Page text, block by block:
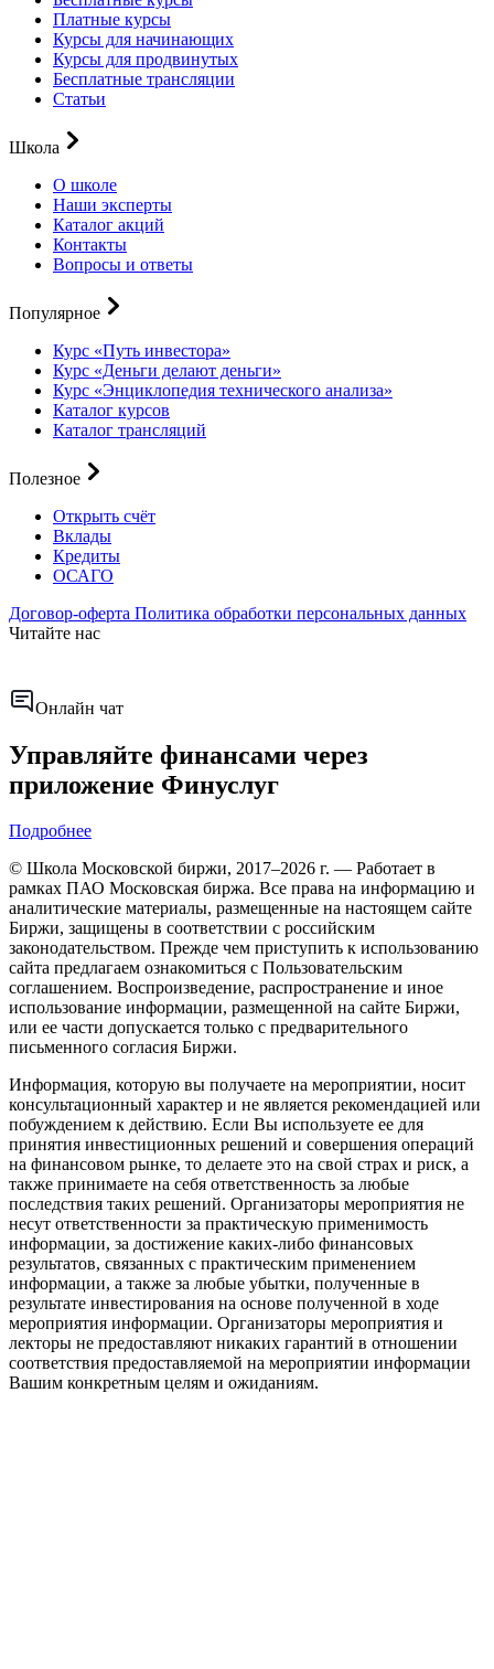
Платные курсы
Курсы для начинающих
Курсы для продвинутых
Бесплатные трансляции
Статьи
Школа
О школе
Наши эксперты
Каталог акций
Контакты
Вопросы и ответы
Популярное
Курс «Путь инвестора»
Курс «Деньги делают деньги»
Курс «Энциклопедия технического анализа»
Каталог курсов
Каталог трансляций
Полезное
Открыть счёт
Вклады
Кредиты
ОСАГО
Договор-оферта Политика обработки персональных данных
Читайте нас
Онлайн чат
Управляйте финансами через
приложение Финуслуг
Подробнее
© Школа Московской биржи, 2017–2026 г. — Работает в
рамках ПАО Московская биржа. Все права на информацию и
аналитические материалы, размещенные на настоящем сайте
Биржи, защищены в соответствии с российским
законодательством. Прежде чем приступить к использованию
сайта предлагаем ознакомиться с Пользовательским
соглашением. Воспроизведение, распространение и иное
использование информации, размещенной на сайте Биржи,
или ее части допускается только с предварительного
письменного согласия Биржи.
Информация, которую вы получаете на мероприятии, носит
консультационный характер и не является рекомендацией или
побуждением к действию. Если Вы используете ее для
принятия инвестиционных решений и совершения операций
на финансовом рынке, то делаете это на свой страх и риск, а
также принимаете на себя ответственность за любые
последствия таких решений. Организаторы мероприятия не
несут ответственности за практическую применимость
информации, за достижение каких-либо финансовых
результатов, связанных с практическим применением
информации, а также за любые убытки, полученные в
результате инвестирования на основе полученной в ходе
мероприятия информации. Организаторы мероприятия и
лекторы не предоставляют никаких гарантий в отношении
соответствия предоставляемой на мероприятии информации
Вашим конкретным целям и ожиданиям.